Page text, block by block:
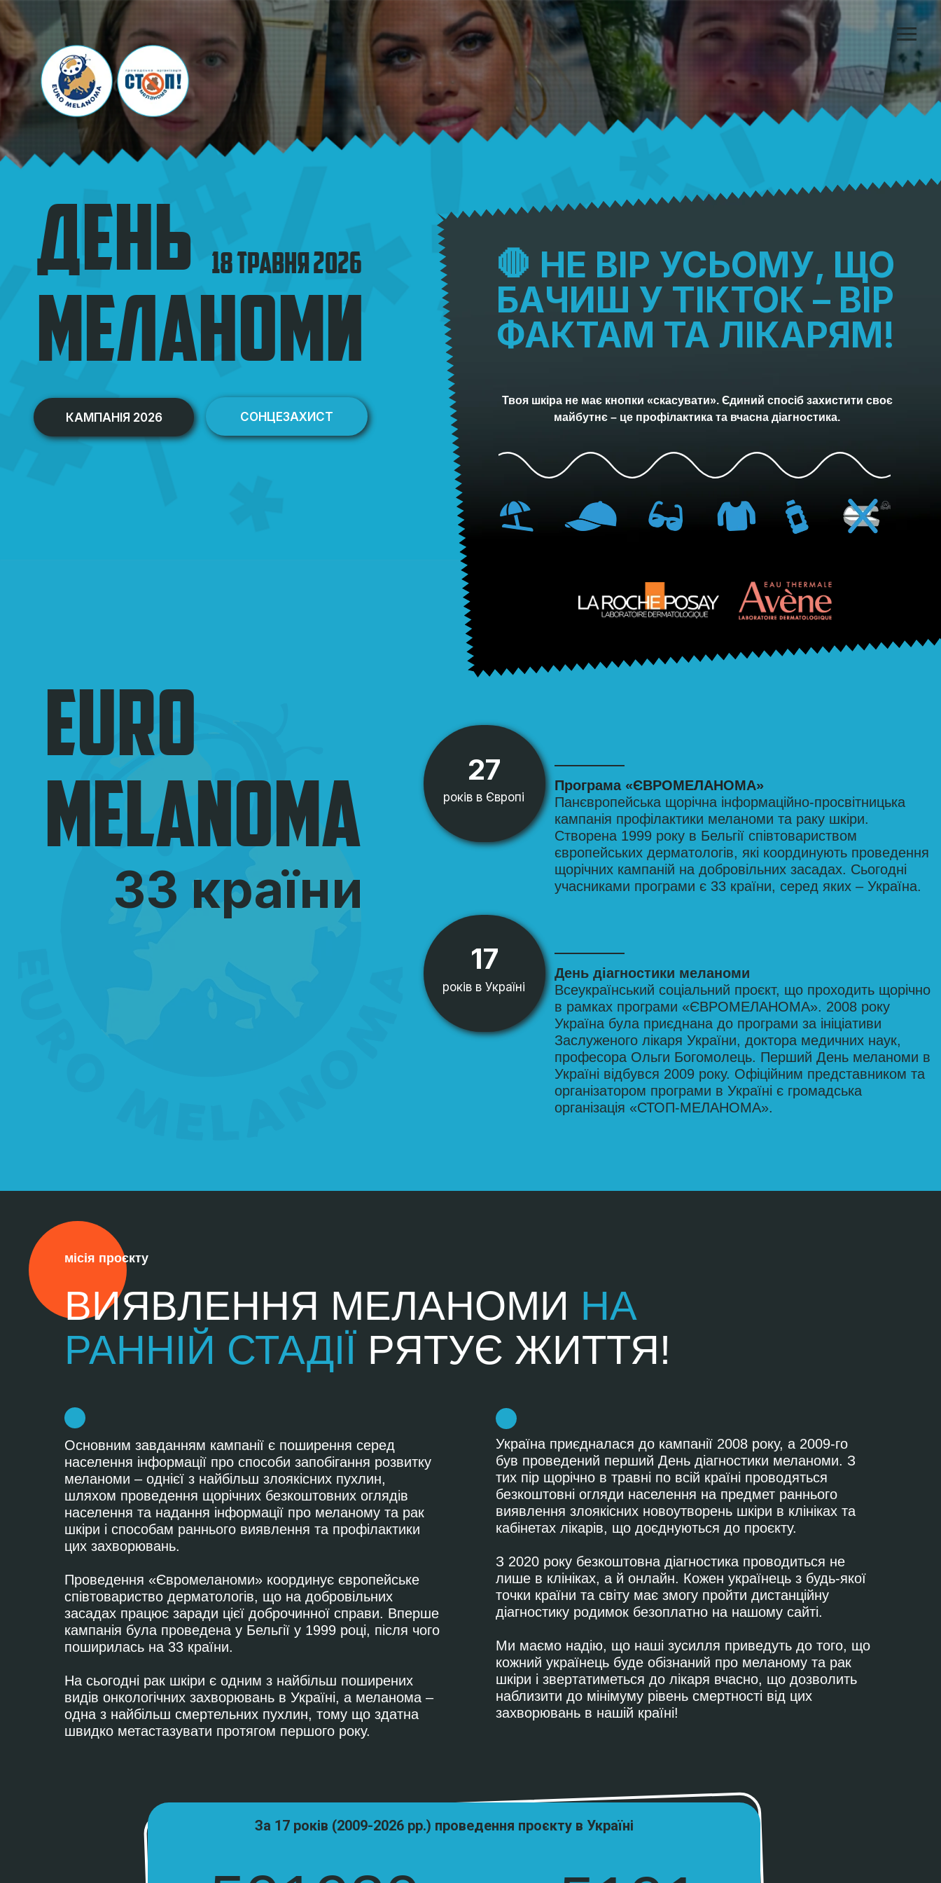
ДЕНЬ
МЕЛАНОМИ
18 травня 2026
Твоя шкіра не має кнопки «скасувати». Єдиний спосіб захистити своє
майбутнє – це профілактика та вчасна діагностика.
СОНЦЕЗАХИСТ
🛑 НЕ ВІР УСЬОМУ, ЩО
БАЧИШ У ТІКТОК – ВІР
ФАКТАМ ТА ЛІКАРЯМ!
КАМПАНІЯ 2026
EURO
MELANOMA
Програма «ЄВРОМЕЛАНОМА»
Панєвропейська щорічна інформаційно-просвітницька
кампанія профілактики меланоми та раку шкіри.
Створена 1999 року в Бельгії співтовариством
європейських дерматологів, які координують проведення
щорічних кампаній на добровільних засадах. Сьогодні
учасниками програми є 33 країни, серед яких – Україна.
День діагностики меланоми
Всеукраїнський соціальний проєкт, що проходить щорічно
в рамках програми «ЄВРОМЕЛАНОМА». 2008 року
Україна була приєднана до програми за ініціативи
Заслуженого лікаря України, доктора медичних наук,
професора Ольги Богомолець. Перший День меланоми в
Україні відбувся 2009 року. Офіційним представником та
організатором програми в Україні є громадська
організація «СТОП-МЕЛАНОМА».
33 країни
17
років в Україні
27
років в Європі
місія проєкту
ВИЯВЛЕННЯ МЕЛАНОМИ НА
РАННІЙ СТАДІЇ РЯТУЄ ЖИТТЯ!
Основним завданням кампанії є поширення серед
населення інформації про способи запобігання розвитку
меланоми – однієї з найбільш злоякісних пухлин,
шляхом проведення щорічних безкоштовних оглядів
населення та надання інформації про меланому та рак
шкіри і способам раннього виявлення та профілактики
цих захворювань.
Проведення «Євромеланоми» координує європейське
співтовариство дерматологів, що на добровільних
засадах працює заради цієї доброчинної справи. Вперше
кампанія була проведена у Бельгії у 1999 році, після чого
поширилась на 33 країни.
На сьогодні рак шкіри є одним з найбільш поширених
видів онкологічних захворювань в Україні, а меланома –
одна з найбільш смертельних пухлин, тому що здатна
швидко метастазувати протягом першого року.
Україна приєдналася до кампанії 2008 року, а 2009-го
був проведений перший День діагностики меланоми. З
тих пір щорічно в травні по всій країні проводяться
безкоштовні огляди населення на предмет раннього
виявлення злоякісних новоутворень шкіри в клініках та
кабінетах лікарів, що доєднуються до проєкту.
З 2020 року безкоштовна діагностика проводиться не
лише в клініках, а й онлайн. Кожен українець з будь-якої
точки країни та світу має змогу пройти дистанційну
діагностику родимок безоплатно на нашому сайті.
Ми маємо надію, що наші зусилля приведуть до того, що
кожний українець буде обізнаний про меланому та рак
шкіри і звертатиметься до лікаря вчасно, що дозволить
наблизити до мінімуму рівень смертності від цих
захворювань в нашій країні!
За 17 років (2009-2026 рр.) проведення проєкту в Україні